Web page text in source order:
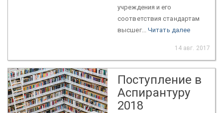
учреждения и его
соответствия стандартам
высшег... Читать далее
14 авг. 2017
Поступление в
Аспирантуру
2018